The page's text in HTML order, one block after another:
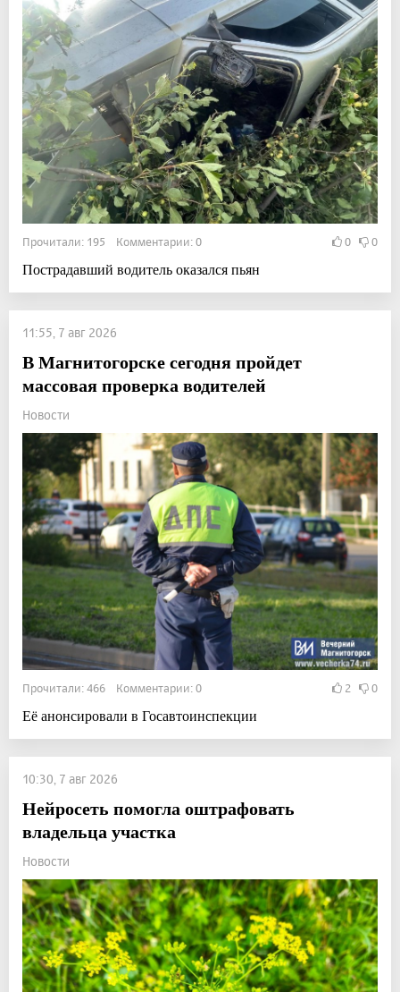
Прочитали: 195 Комментарии: 0 0 0
Пострадавший водитель оказался пьян
11:55, 7 авг 2026
В Магнитогорске сегодня пройдет
массовая проверка водителей
Новости
Прочитали: 466 Комментарии: 0 2 0
Её анонсировали в Госавтоинспекции
10:30, 7 авг 2026
Нейросеть помогла оштрафовать
владельца участка
Новости